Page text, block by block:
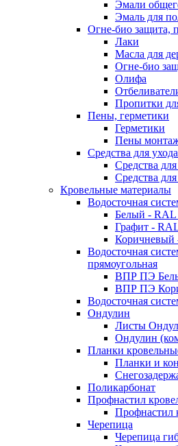
Эмали
Эмаль для
Огне-био защита,
Лаки
Масла для
Огне-био
Олифа
Пропитки
Пены, герметики
Герметики
Пены
Средства для
Средства
Средства
Кровельные материалы
Водосточная
Белый - RAL
Графит -
Коричневый
Водосточная
прямоугольная
ВПР ПЭ
ВПР ПЭ
Водосточная
Ондулин
Листы
Ондулин
Планки
Планки и
Поликарбонат
Профнастил
Профнастил
Черепица
Черепица